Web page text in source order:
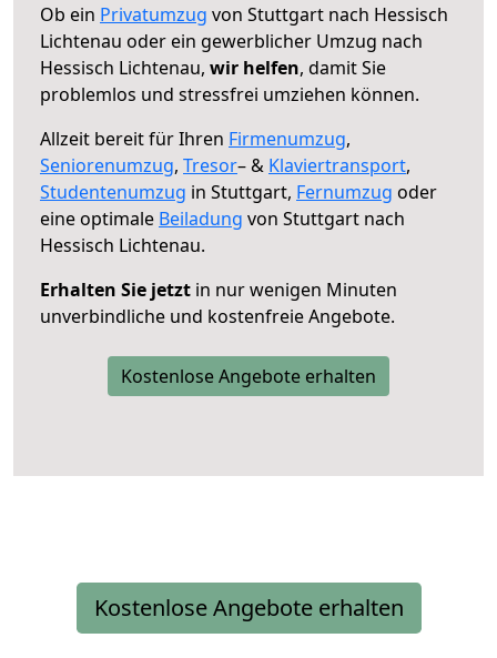
Ob ein Privatumzug von Stuttgart nach Hessisch
Lichtenau oder ein gewerblicher Umzug nach
Hessisch Lichtenau, wir helfen, damit Sie
problemlos und stressfrei umziehen können.
Allzeit bereit für Ihren Firmenumzug,
Seniorenumzug, Tresor– & Klaviertransport,
Studentenumzug in Stuttgart, Fernumzug oder
eine optimale Beiladung von Stuttgart nach
Hessisch Lichtenau.
Erhalten Sie jetzt in nur wenigen Minuten
unverbindliche und kostenfreie Angebote.
Kostenlose Angebote erhalten
Kostenlose Angebote erhalten